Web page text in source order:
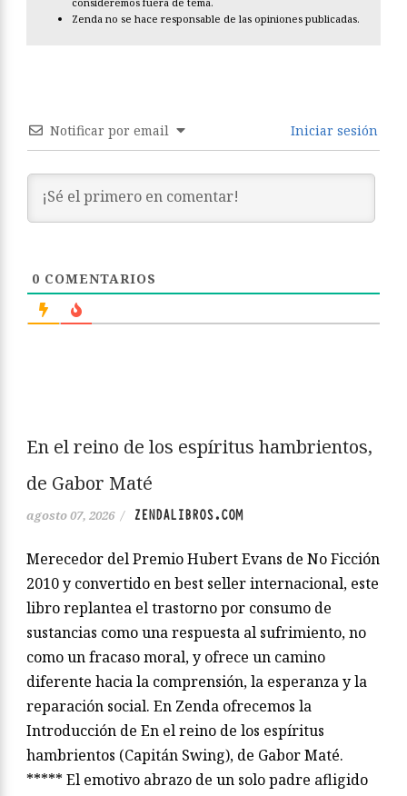
Zenda no se hace responsable de las opiniones publicadas.
Notificar por email Iniciar sesión
0 COMENTARIOS
En el reino de los espíritus hambrientos,
de Gabor Maté
agosto 07, 2026 / ZENDALIBROS.COM
Merecedor del Premio Hubert Evans de No Ficción
2010 y convertido en best seller internacional, este
libro replantea el trastorno por consumo de
sustancias como una respuesta al sufrimiento, no
como un fracaso moral, y ofrece un camino
diferente hacia la comprensión, la esperanza y la
reparación social. En Zenda ofrecemos la
Introducción de En el reino de los espíritus
hambrientos (Capitán Swing), de Gabor Maté.
***** El emotivo abrazo de un solo padre afligido